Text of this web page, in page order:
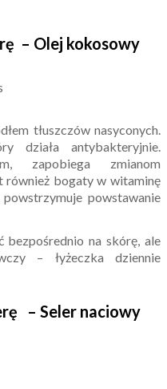
– Olej kokosowy
tłuszczów nasyconych.
działa antybakteryjnie.
zapobiega zmianom
bogaty w witaminę
powstawanie
bezpośrednio na skórę, ale
– łyżeczka dziennie
– Seler naciowy